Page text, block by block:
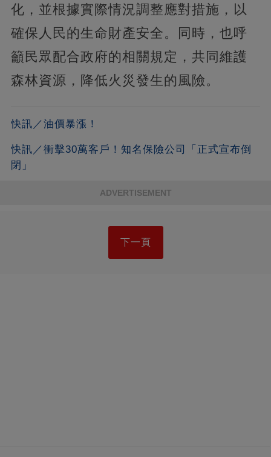
化，並根據實際情況調整應對措施，以
確保人民的生命財產安全。同時，也呼
籲民眾配合政府的相關規定，共同維護
森林資源，降低火災發生的風險。
快訊／油價暴漲！
快訊／衝擊30萬客戶！知名保險公司「正式宣布倒
閉」
ADVERTISEMENT
下一頁